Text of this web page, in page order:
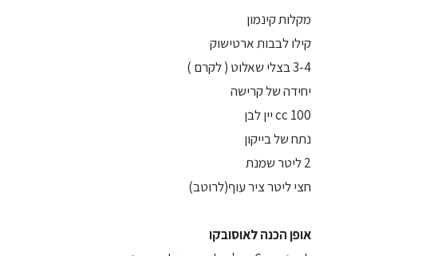
מקלות קינמון
קילו לבבות ארטישוק
3-4 בצלי שאלוט ( לקרם )
יחידה של קרישה
100 cc יין לבן
נתח של בייקון
2 ליטר שמנת
חצי ליטר ציר עוף(לרוטב)
אופן הכנה לאוסובקו